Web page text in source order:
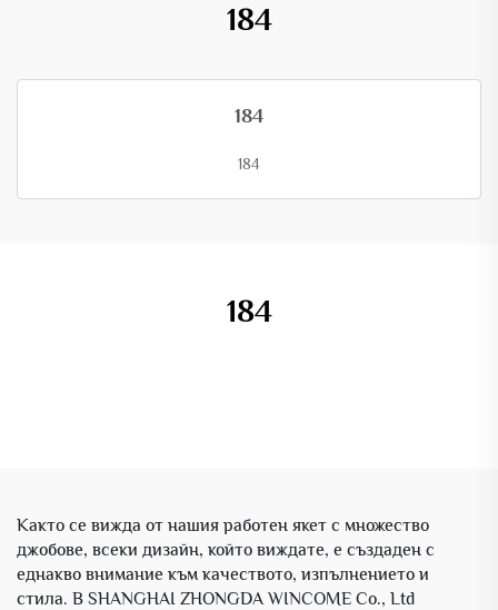
184
184
184
184
Както се вижда от нашия работен якет с множество
джобове, всеки дизайн, който виждате, е създаден с
еднакво внимание към качеството, изпълнението и
стила. В SHANGHAI ZHONGDA WINCOME Co., Ltd